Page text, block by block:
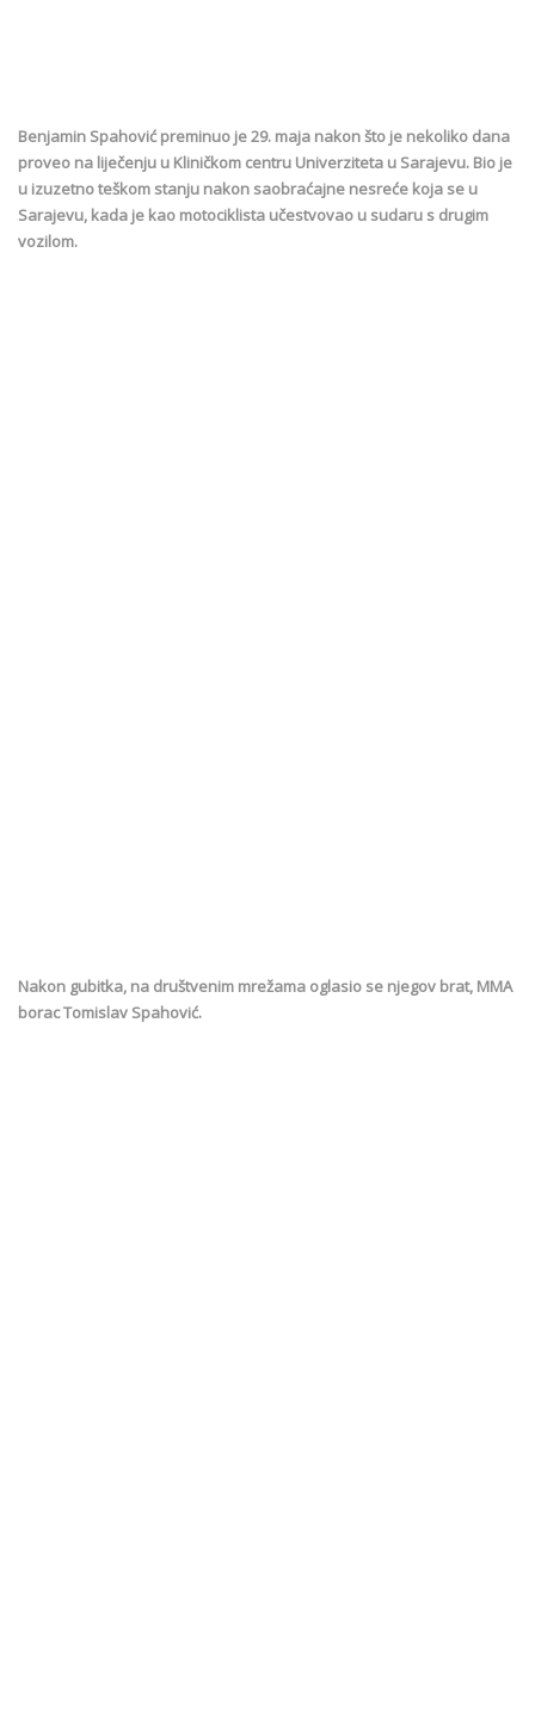
Benjamin Spahović preminuo je 29. maja nakon što je nekoliko dana
proveo na liječenju u Kliničkom centru Univerziteta u Sarajevu. Bio je
u izuzetno teškom stanju nakon saobraćajne nesreće koja se u
Sarajevu, kada je kao motociklista učestvovao u sudaru s drugim
vozilom.
Nakon gubitka, na društvenim mrežama oglasio se njegov brat, MMA
borac Tomislav Spahović.